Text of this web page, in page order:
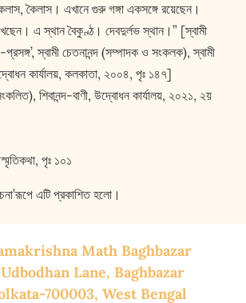
কৈলাস। এখানে গুরু গঙ্গা একসঙ্গে রয়েছেন।
এ স্থান বৈকুণ্ঠ। দেবদুর্লভ স্থান।” [স্বামী
প্রসঙ্গ’, স্বামী চেতনানন্দ (সম্পাদক ও সংকলক), স্বামী
কার্যালয়, কলকাতা, ২০০৪, পৃঃ ১৪৭]
শিবানন্দ-বাণী, উদ্বোধন কার্যালয়, ২০২১, ২য়
স্মৃতিকথা, পৃঃ ১০১
এটি প্রকাশিত হলো।
Math Baghbazar
Udbodhan Lane, Baghbazar
700003, West Bengal